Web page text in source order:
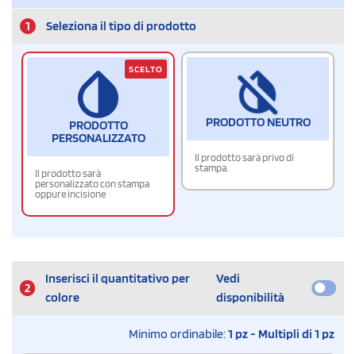
1 Seleziona il tipo di prodotto
PRODOTTO
PERSONALIZZATO
Il prodotto sarà
personalizzato con stampa
oppure incisione
SCELTO
PRODOTTO NEUTRO
Il prodotto sarà privo di
stampa.
2
Inserisci il quantitativo per
colore
Vedi
disponibilità
Minimo ordinabile:1 pz - Multipli di 1 pz